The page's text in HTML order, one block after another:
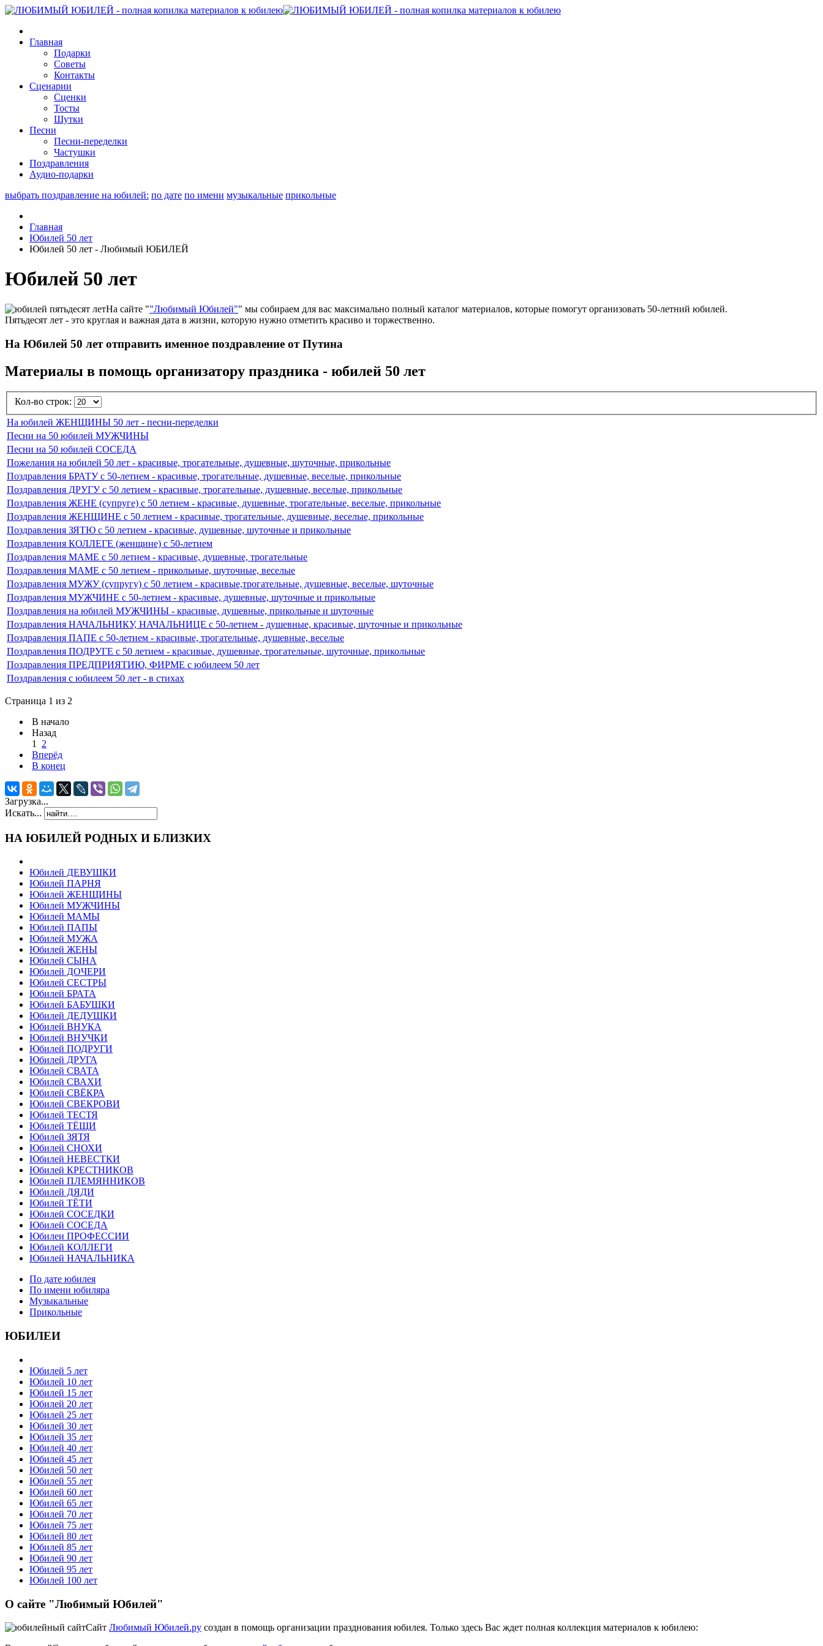
Главная
Подарки
Советы
Контакты
Сценарии
Сценки
Тосты
Шутки
Песни
Песни-переделки
Частушки
Поздравления
Аудио-подарки
выбрать поздравление на юбилей: по дате по имени музыкальные прикольные
Главная
Юбилей 50 лет
Юбилей 50 лет - Любимый ЮБИЛЕЙ
Юбилей 50 лет
На сайте ""Любимый Юбилей"" мы собираем для вас максимально полный каталог материалов, которые помогут организовать 50-летний юбилей.
Пятьдесят лет - это круглая и важная дата в жизни, которую нужно отметить красиво и торжественно.
На Юбилей 50 лет отправить именное поздравление от Путина
Материалы в помощь организатору праздника - юбилей 50 лет
Кол-во строк:
На юбилей ЖЕНЩИНЫ 50 лет - песни-переделки
Песни на 50 юбилей МУЖЧИНЫ
Песни на 50 юбилей СОСЕДА
Пожелания на юбилей 50 лет - красивые, трогательные, душевные, шуточные, прикольные
Поздравления БРАТУ c 50-летием - красивые, трогательные, душевные, веселые, прикольные
Поздравления ДРУГУ с 50 летием - красивые, трогательные, душевные, веселые, прикольные
Поздравления ЖЕНЕ (супруге) с 50 летием - красивые, душевные, трогательные, веселые, прикольные
Поздравления ЖЕНЩИНЕ с 50 летием - красивые, трогательные, душевные, веселые, прикольные
Поздравления ЗЯТЮ c 50 летием - красивые, душевные, шуточные и прикольные
Поздравления КОЛЛЕГЕ (женщине) c 50-летием
Поздравления МАМЕ с 50 летием - красивые, душевные, трогательные
Поздравления МАМЕ с 50 летием - прикольные, шуточные, веселые
Поздравления МУЖУ (супругу) с 50 летием - красивые,трогательные, душевные, веселые, шуточные
Поздравления МУЖЧИНЕ c 50-летием - красивые, душевные, шуточные и прикольные
Поздравления на юбилей МУЖЧИНЫ - красивые, душевные, прикольные и шуточные
Поздравления НАЧАЛЬНИКУ, НАЧАЛЬНИЦЕ с 50-летием - душевные, красивые, шуточные и прикольные
Поздравления ПАПЕ c 50-летием - красивые, трогательные, душевные, веселые
Поздравления ПОДРУГЕ с 50 летием - красивые, душевные, трогательные, шуточные, прикольные
Поздравления ПРЕДПРИЯТИЮ, ФИРМЕ с юбилеем 50 лет
Поздравления с юбилеем 50 лет - в стихах
Страница 1 из 2
В начало
Назад
1
2
Вперёд
В конец
Загрузка...
Искать...
НА ЮБИЛЕЙ РОДНЫХ И БЛИЗКИХ
Юбилей ДЕВУШКИ
Юбилей ПАРНЯ
Юбилей ЖЕНЩИНЫ
Юбилей МУЖЧИНЫ
Юбилей МАМЫ
Юбилей ПАПЫ
Юбилей МУЖА
Юбилей ЖЕНЫ
Юбилей СЫНА
Юбилей ДОЧЕРИ
Юбилей СЕСТРЫ
Юбилей БРАТА
Юбилей БАБУШКИ
Юбилей ДЕДУШКИ
Юбилей ВНУКА
Юбилей ВНУЧКИ
Юбилей ПОДРУГИ
Юбилей ДРУГА
Юбилей СВАТА
Юбилей СВАХИ
Юбилей СВЁКРА
Юбилей СВЕКРОВИ
Юбилей ТЕСТЯ
Юбилей ТЁЩИ
Юбилей ЗЯТЯ
Юбилей СНОХИ
Юбилей НЕВЕСТКИ
Юбилей КРЕСТНИКОВ
Юбилей ПЛЕМЯННИКОВ
Юбилей ДЯДИ
Юбилей ТЁТИ
Юбилей СОСЕДКИ
Юбилей СОСЕДА
Юбилеи ПРОФЕССИИ
Юбилей КОЛЛЕГИ
Юбилей НАЧАЛЬНИКА
По дате юбилея
По имени юбиляра
Музыкальные
Прикольные
ЮБИЛЕИ
Юбилей 5 лет
Юбилей 10 лет
Юбилей 15 лет
Юбилей 20 лет
Юбилей 25 лет
Юбилей 30 лет
Юбилей 35 лет
Юбилей 40 лет
Юбилей 45 лет
Юбилей 50 лет
Юбилей 55 лет
Юбилей 60 лет
Юбилей 65 лет
Юбилей 70 лет
Юбилей 75 лет
Юбилей 80 лет
Юбилей 85 лет
Юбилей 90 лет
Юбилей 95 лет
Юбилей 100 лет
О сайте "Любимый Юбилей"
Сайт Любимый Юбилей.ру создан в помощь организации празднования юбилея. Только здесь Вас ждет полная коллекция материалов к юбилею: